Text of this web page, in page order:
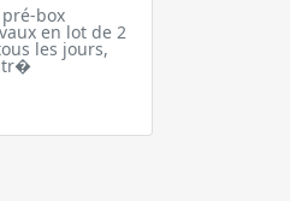
box
en lot de 2
les jours,